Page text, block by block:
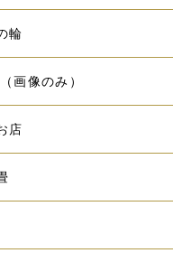
輪
画像のみ）
店